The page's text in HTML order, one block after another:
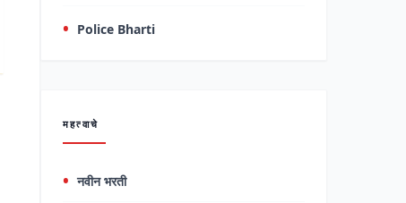
Police Bharti
महत्वाचे
नवीन भरती